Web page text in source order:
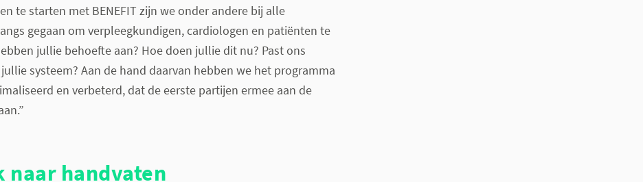
te starten met BENEFIT zijn we onder andere bij alle
gegaan om verpleegkundigen, cardiologen en patiënten te
jullie behoefte aan? Hoe doen jullie dit nu? Past ons
systeem? Aan de hand daarvan hebben we het programma
en verbeterd, dat de eerste partijen ermee aan de
naar handvaten